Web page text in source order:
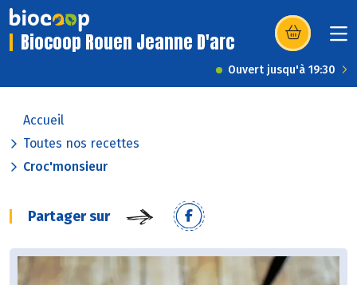
Biocoop Rouen Jeanne D'arc (s’ouvre dans
Ouvert jusqu'à 19:30
Accueil
Toutes nos recettes
Croc'monsieur
Partager sur